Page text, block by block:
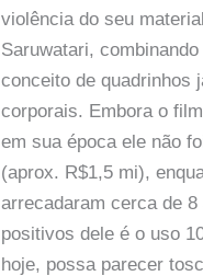
violência do seu
Saruwatari,
conceito de quadrinhos
corporais. Embora o
em sua época ele não
(aprox. R$1,5 mi),
arrecadaram cerca de
positivos dele é o uso
hoje, possa parecer